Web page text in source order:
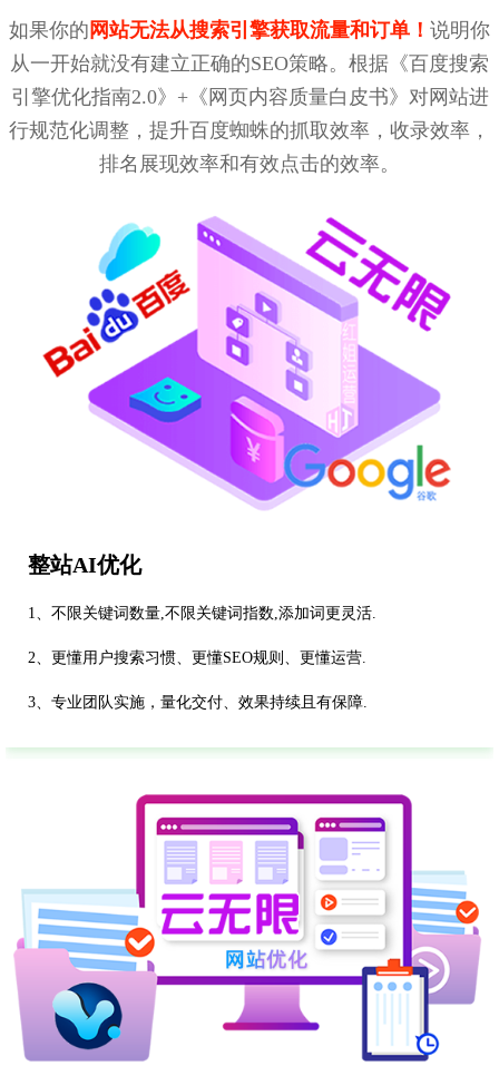
如果你的 网站无法从搜索引擎获取流量和订单！ 说明你
从一开始就没有建立正确的SEO策略。根据《百度搜索
引擎优化指南2.0》+《网页内容质量白皮书》对网站进
行规范化调整，提升百度蜘蛛的抓取效率，收录效率，
排名展现效率和有效点击的效率。
整站AI优化
1、不限关键词数量,不限关键词指数,添加词更灵活.
2、更懂用户搜索习惯、更懂SEO规则、更懂运营.
3、专业团队实施，量化交付、效果持续且有保障.